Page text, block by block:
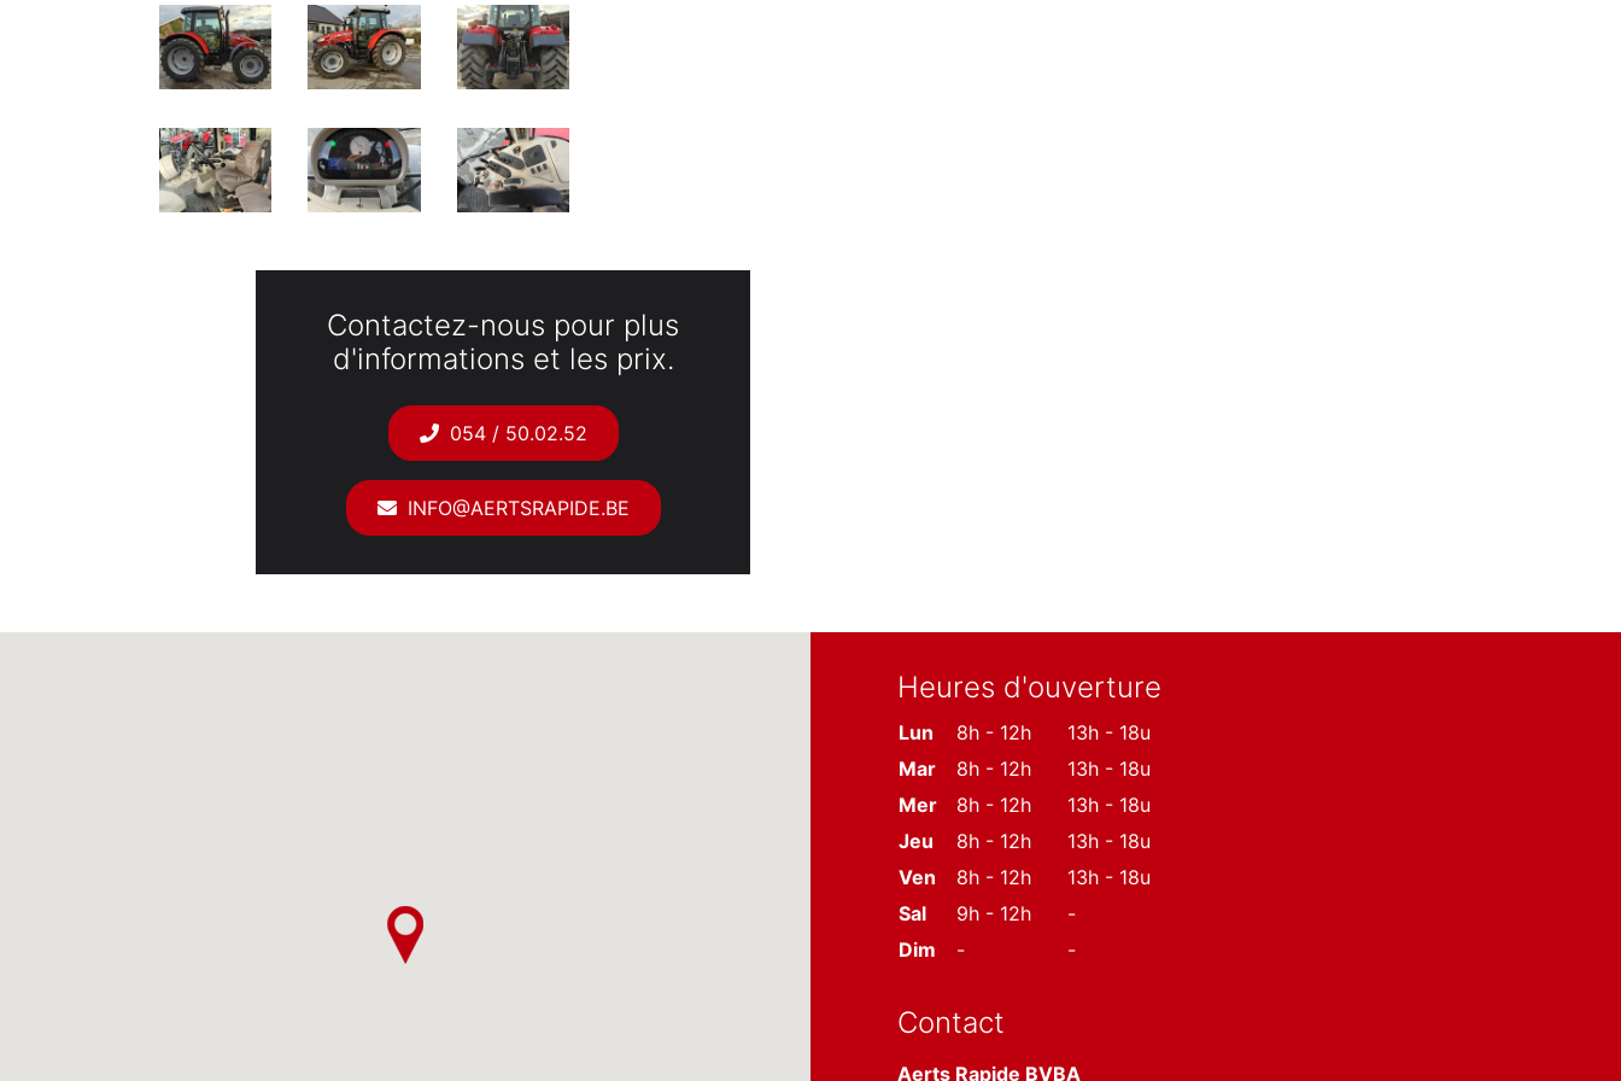
Contactez-nous pour plus
d'informations et les prix.
054 / 50.02.52
INFO@AERTSRAPIDE.BE
Heures d'ouverture
Lun 8h - 12h
13h - 18u
Mar
8h - 12h
13h - 18u
Mer
8h - 12h
13h - 18u
Jeu
8h - 12h
13h - 18u
Ven
8h - 12h
13h - 18u
Sal
9h - 12h
-
Dim
- -
Contact
Aerts Rapide BVBA